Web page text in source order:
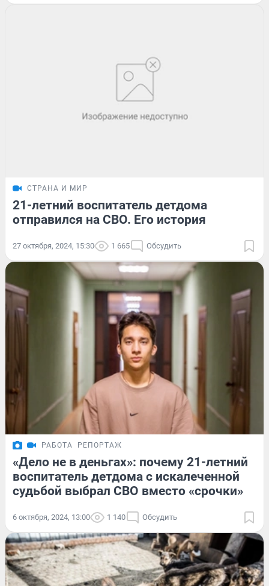
СТРАНА И МИР
21-летний воспитатель детдома
отправился на СВО. Его история
27 октября, 2024, 15:30 1 665 Обсудить
РАБОТА РЕПОРТАЖ
«Дело не в деньгах»: почему 21-летний
воспитатель детдома с искалеченной
судьбой выбрал СВО вместо «срочки»
6 октября, 2024, 13:00 1 140 Обсудить